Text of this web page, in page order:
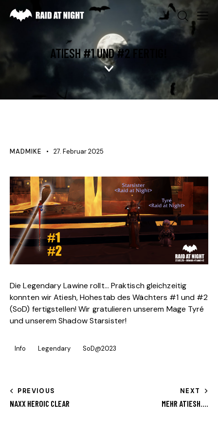
ATIESH #1 UND #2 FERTIG!
MADMIKE 27. Februar 2025
Die Legendary Lawine rollt… Praktisch gleichzeitig
konnten wirAtiesh, Hohestab des Wächters #1 und #2
(SoD) fertigstellen! Wir gratulieren unserem Mage Tyré
und unserem Shadow Starsister!
Info Legendary SoD@2023
PREVIOUS
NAXX HEROIC CLEAR
NEXT
MEHR ATIESH….